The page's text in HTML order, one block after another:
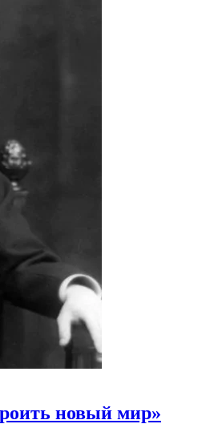
новый мир»